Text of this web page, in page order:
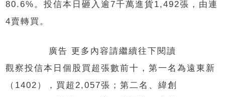
80.6%。投信本日砸入逾7千萬進貨1,492張，由連
4賣轉買。
廣告 更多內容請繼續往下閱讀
觀察投信本日個股買超張數前十，第一名為遠東新
（1402），買超2,057張；第二名、緯創